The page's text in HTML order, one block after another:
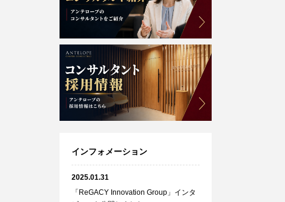
インフォメーション
2025.01.31
「ReGACY Innovation Group」インタ